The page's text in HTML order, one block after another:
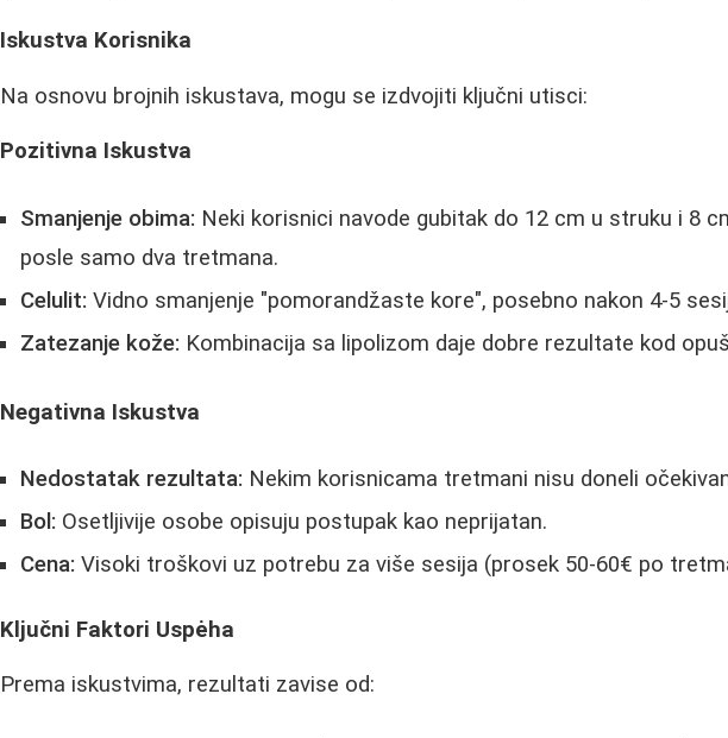
Iskustva Korisnika
Na osnovu brojnih iskustava, mogu se izdvojiti ključni utisci:
Pozitivna Iskustva
Smanjenje obima: Neki korisnici navode gubitak do 12 cm u struku i 8
posle samo dva tretmana.
Celulit: Vidno smanjenje "pomorandžaste kore", posebno nakon 4-5
Zatezanje kože: Kombinacija sa lipolizom daje dobre rezultate kod
Negativna Iskustva
Nedostatak rezultata: Nekim korisnicama tretmani nisu doneli
Bol: Osetljivije osobe opisuju postupak kao neprijatan.
Cena: Visoki troškovi uz potrebu za više sesija (prosek 50-60€ po
Ključni Faktori Uspėha
Prema iskustvima, rezultati zavise od: